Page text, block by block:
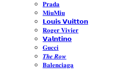
𝐏𝐫𝐚𝐝𝐚
𝐌𝐢𝐮𝐌𝐢𝐮
𝗟𝗼𝘂𝗶𝘀 𝗩𝘂𝗶𝘁𝘁𝗼𝗻
𝐑𝐨𝐠𝐞𝐫 𝐕𝐢𝐯𝐢𝐞𝐫
𝗩𝗮𝗹𝗻𝘁𝗶𝗻𝗼
𝐆𝐮𝐜𝐜𝐢
𝑻𝒉𝒆 𝑹𝒐𝒘
𝐁𝐚𝐥𝐞𝐧𝐜𝐢𝐚𝐠𝐚